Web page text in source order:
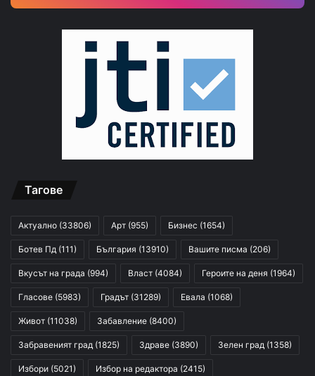
Тагове
Актуално (33806) Арт (955) Бизнес (1654)
Ботев Пд (111) България (13910) Вашите писма (206)
Вкусът на града (994) Власт (4084) Героите на деня (1964)
Гласове (5983) Градът (31289) Евала (1068)
Живот (11038) Забавление (8400)
Забравеният град (1825) Здраве (3890) Зелен град (1358)
Избори (5021) Избор на редактора (2415)